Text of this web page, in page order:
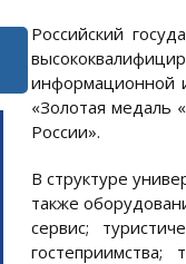
Российский
информационной
«Золотая медаль
России».
В структуре
также
сервис;
гостеприимства;